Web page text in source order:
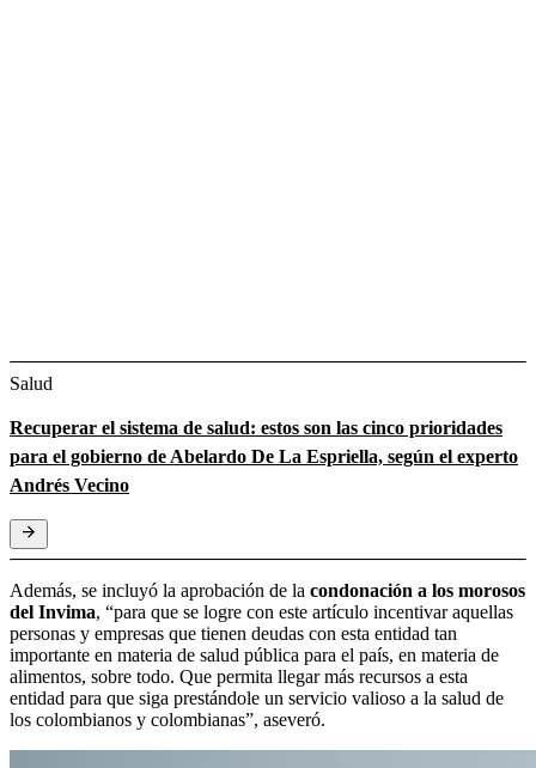
Salud
Recuperar el sistema de salud: estos son las cinco prioridades
para el gobierno de Abelardo De La Espriella, según el experto
Andrés Vecino
Además, se incluyó la aprobación de la condonación a los morosos
del Invima, “para que se logre con este artículo incentivar aquellas
personas y empresas que tienen deudas con esta entidad tan
importante en materia de salud pública para el país, en materia de
alimentos, sobre todo. Que permita llegar más recursos a esta
entidad para que siga prestándole un servicio valioso a la salud de
los colombianos y colombianas”, aseveró.